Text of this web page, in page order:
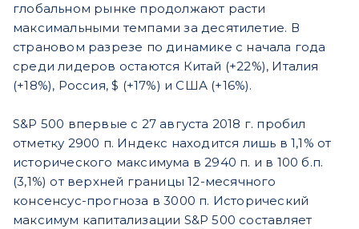
глобальном рынке продолжают расти
максимальными темпами за десятилетие. В
страновом разрезе по динамике с начала года
среди лидеров остаются Китай (+22%), Италия
(+18%), Россия, $ (+17%) и США (+16%).
S&P 500 впервые с 27 августа 2018 г. пробил
отметку 2900 п. Индекс находится лишь в 1,1% от
исторического максимума в 2940 п. и в 100 б.п.
(3,1%) от верхней границы 12-месячного
консенсус-прогноза в 3000 п. Исторический
максимум капитализации S&P 500 составляет